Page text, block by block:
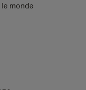
monde